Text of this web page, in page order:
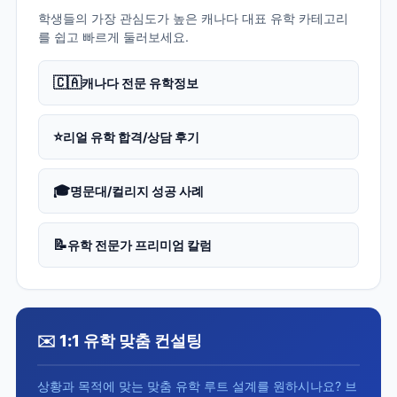
학생들의 가장 관심도가 높은 캐나다 대표 유학 카테고리
를 쉽고 빠르게 둘러보세요.
🇨🇦캐나다 전문 유학정보
⭐리얼 유학 합격/상담 후기
🎓명문대/컬리지 성공 사례
📝유학 전문가 프리미엄 칼럼
✉️ 1:1 유학 맞춤 컨설팅
상황과 목적에 맞는 맞춤 유학 루트 설계를 원하시나요? 브